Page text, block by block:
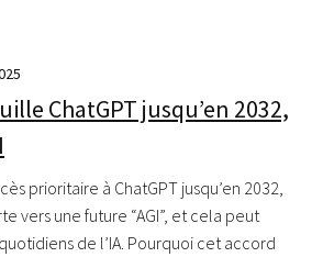
ChatGPT jusqu’en 2032,
prioritaire à ChatGPT jusqu’en 2032,
vers une future “AGI”, et cela peut
de l’IA. Pourquoi cet accord